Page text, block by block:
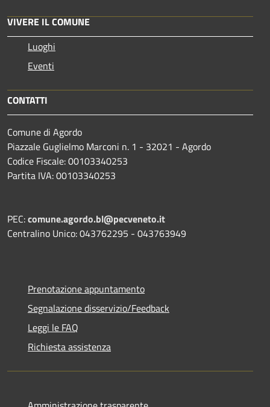
VIVERE IL COMUNE
Luoghi
Eventi
CONTATTI
Comune di Agordo
Piazzale Guglielmo Marconi n. 1 - 32021 - Agordo
Codice Fiscale: 00103340253
Partita IVA: 00103340253
PEC:comune.agordo.bl@pecveneto.it
Centralino Unico: 043762295 - 043763949
Prenotazione appuntamento
Segnalazione disservizio/Feedback
Leggi le FAQ
Richiesta assistenza